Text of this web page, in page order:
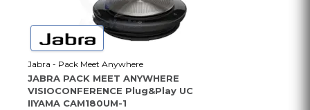
Jabra - Pack Meet Anywhere
JABRA PACK MEET ANYWHERE
VISIOCONFERENCE Plug&Play UC
IIYAMA CAM180UM-1